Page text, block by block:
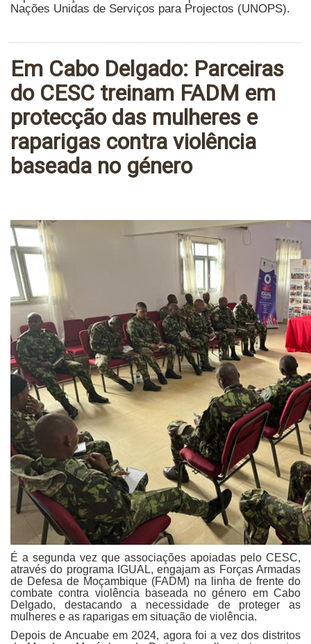
Nações Unidas de Serviços para Projectos (UNOPS).
Em Cabo Delgado: Parceiras
do CESC treinam FADM em
protecção das mulheres e
raparigas contra violência
baseada no género
É a segunda vez que associações apoiadas pelo CESC,
através do programa IGUAL, engajam as Forças Armadas
de Defesa de Moçambique (FADM) na linha de frente do
combate contra violência baseada no género em Cabo
Delgado, destacando a necessidade de proteger as
mulheres e as raparigas em situação de violência.
Depois de Ancuabe em 2024, agora foi a vez dos distritos